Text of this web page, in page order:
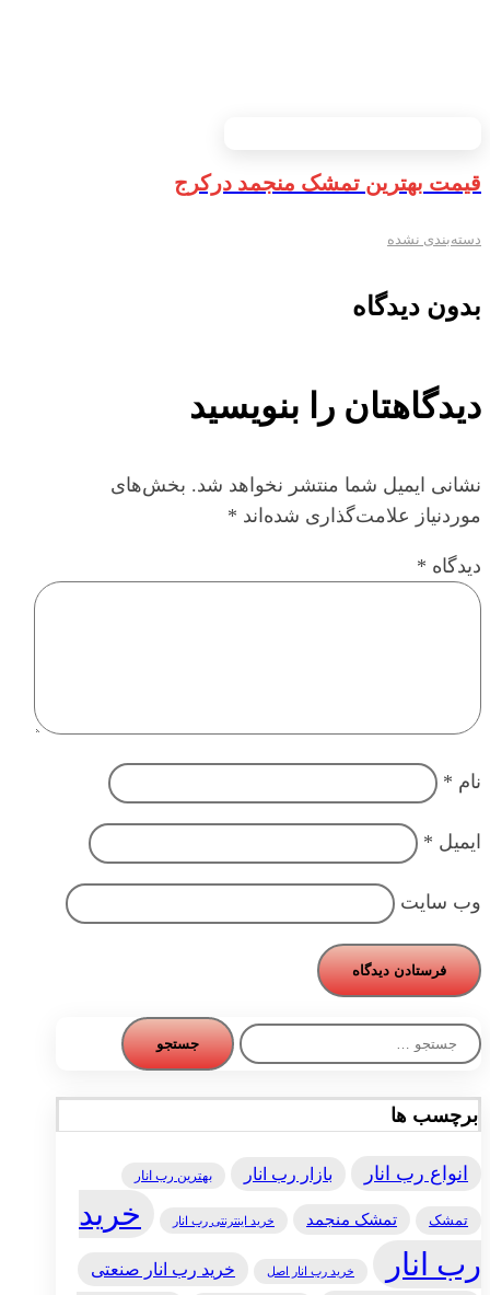
قیمت بهترین تمشک منجمد درکرج
دسته‌بندی نشده
بدون دیدگاه
دیدگاهتان را بنویسید
نشانی ایمیل شما منتشر نخواهد شد. بخش‌های
موردنیاز علامت‌گذاری شده‌اند *
دیدگاه *
نام *
ایمیل *
وب‌ سایت
جستجو
برای:
برچسب ها
انواع رب انار بازار رب انار بهترین رب انار
تمشک تمشک منجمد خرید اینترنتی رب انار
خرید
رب انار
خرید رب انار اصل خرید رب انار صنعتی